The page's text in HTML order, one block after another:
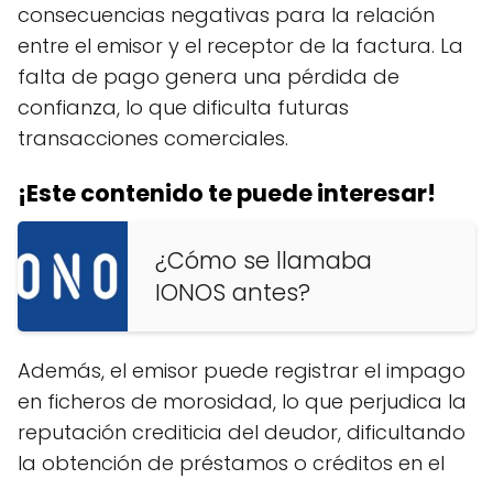
consecuencias negativas para la relación
entre el emisor y el receptor de la factura. La
falta de pago genera una pérdida de
confianza, lo que dificulta futuras
transacciones comerciales.
¡Este contenido te puede interesar!
¿Cómo se llamaba
IONOS antes?
Además, el emisor puede registrar el impago
en ficheros de morosidad, lo que perjudica la
reputación crediticia del deudor, dificultando
la obtención de préstamos o créditos en el